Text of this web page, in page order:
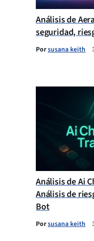
Análisis de
seguridad,
Porsusana keith
Análisis de Ai
Análisis de
Bot
Porsusana keith